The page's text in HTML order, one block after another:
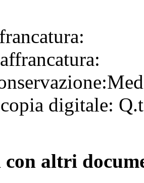
digitale:
con altri